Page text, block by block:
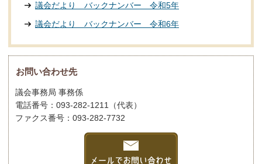
議会だより バックナンバー 令和5年
議会だより バックナンバー 令和6年
お問い合わせ先
議会事務局 事務係
電話番号：093-282-1211（代表）
ファクス番号：093-282-7732